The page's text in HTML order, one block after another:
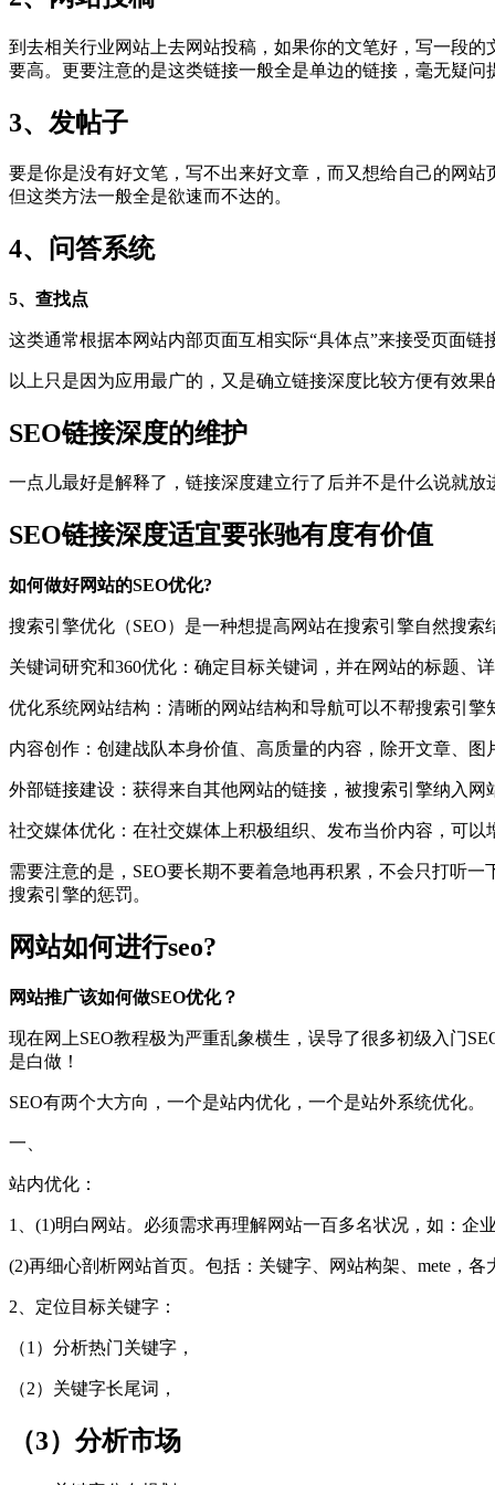
到去相关行业网站上去网站投稿，如果你的文笔好，写一段
要高。更要注意的是这类链接一般全是单边的链接，毫无疑问
3、发帖子
要是你是没有好文笔，写不出来好文章，而又想给自己的网
但这类方法一般全是欲速而不达的。
4、问答系统
5、查找点
这类通常根据本网站内部页面互相实际“具体点”来接受页面链
以上只是因为应用最广的，又是确立链接深度比较方便有效
SEO链接深度的维护
一点儿最好是解释了，链接深度建立行了后并不是什么说就
SEO链接深度适宜要张驰有度有价值
如何做好网站的SEO优化?
搜索引擎优化（SEO）是一种想提高网站在搜索引擎自然搜
关键词研究和360优化：确定目标关键词，并在网站的标题、
优化系统网站结构：清晰的网站结构和导航可以不帮搜索引
内容创作：创建战队本身价值、高质量的内容，除开文章、
外部链接建设：获得来自其他网站的链接，被搜索引擎纳入
社交媒体优化：在社交媒体上积极组织、发布当价内容，可
需要注意的是，SEO要长期不要着急地再积累，不会只打听
搜索引擎的惩罚。
网站如何进行seo?
网站推广该如何做SEO优化？
现在网上SEO教程极为严重乱象横生，误导了很多初级入门
是白做！
SEO有两个大方向，一个是站内优化，一个是站外系统优化。
一、
站内优化：
1、(1)明白网站。必须需求再理解网站一百多名状况，如：
(2)再细心剖析网站首页。包括：关键字、网站构架、mete，
2、定位目标关键字：
（1）分析热门关键字，
（2）关键字长尾词，
（3）分析市场